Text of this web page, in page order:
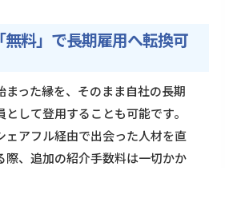
料」で長期雇用へ転換可
まった縁を、そのまま自社の長期
して登用することも可能です。
ェアフル経由で出会った人材を直
際、追加の紹介手数料は一切かか